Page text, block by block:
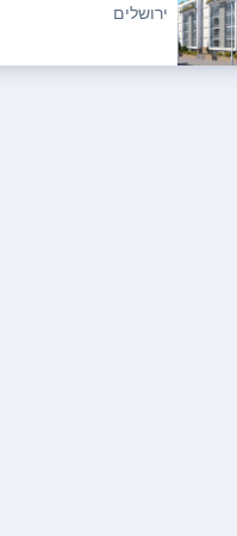
ירושלים